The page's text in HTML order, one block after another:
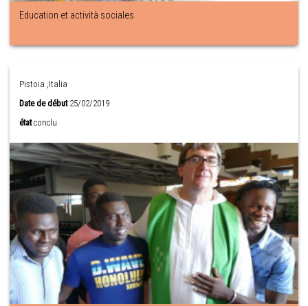
Education et actività sociales
Pistoia ,Italia
Date de début25/02/2019
état conclu